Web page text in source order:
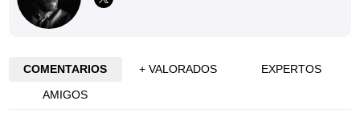
COMENTARIOS + VALORADOS
EXPERTOS
AMIGOS